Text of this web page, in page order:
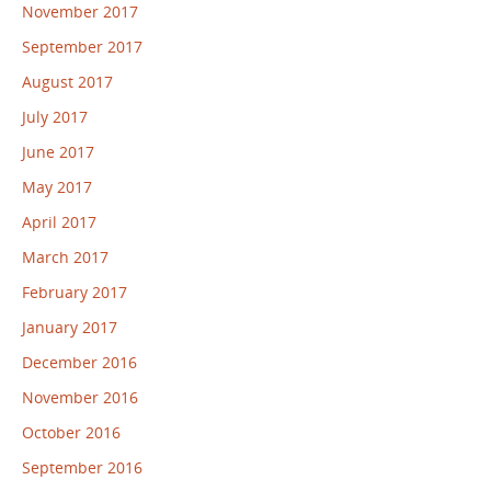
November 2017
September 2017
August 2017
July 2017
June 2017
May 2017
April 2017
March 2017
February 2017
January 2017
December 2016
November 2016
October 2016
September 2016